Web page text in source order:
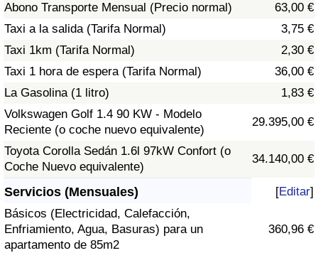
Abono Transporte Mensual (Precio normal)
63,00 €
Taxi a la salida (Tarifa Normal)
3,75 €
Taxi 1km (Tarifa Normal)
2,30 €
Taxi 1 hora de espera (Tarifa Normal)
36,00 €
La Gasolina (1 litro)
1,83 €
Volkswagen Golf 1.4 90 KW - Modelo
Reciente (o coche nuevo equivalente)
29.395,00 €
Toyota Corolla Sedán 1.6l 97kW Confort (o
Coche Nuevo equivalente)
34.140,00 €
Servicios (Mensuales) [Editar]
Básicos (Electricidad, Calefacción,
Enfriamiento, Agua, Basuras) para un
apartamento de 85m2
360,96 €